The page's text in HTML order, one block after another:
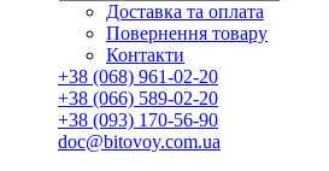
Доставка та оплата
Повернення товару
Контакти
+38 (068) 961-02-20
+38 (066) 589-02-20
+38 (093) 170-56-90
doc@bitovoy.com.ua